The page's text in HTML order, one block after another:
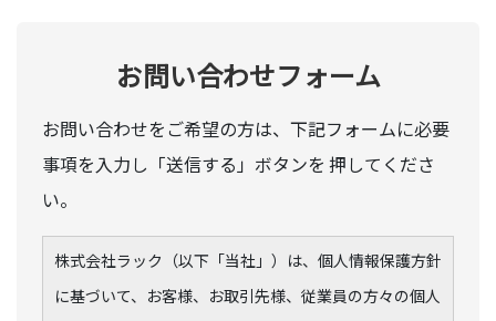
お問い合わせフォーム
お問い合わせをご希望の方は、下記フォームに必要
事項を入力し「送信する」ボタンを 押してくださ
い。
株式会社ラック（以下「当社」）は、個人情報保護方針
に基づいて、お客様、お取引先様、従業員の方々の個人